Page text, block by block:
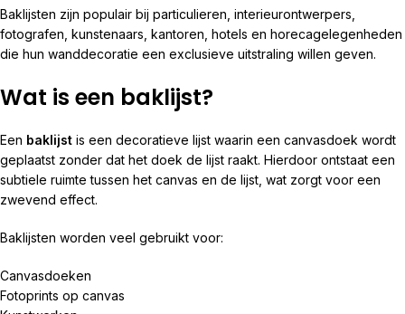
Baklijsten zijn populair bij particulieren, interieurontwerpers,
fotografen, kunstenaars, kantoren, hotels en horecagelegenheden
die hun wanddecoratie een exclusieve uitstraling willen geven.
Wat is een baklijst?
Een baklijst is een decoratieve lijst waarin een canvasdoek wordt
geplaatst zonder dat het doek de lijst raakt. Hierdoor ontstaat een
subtiele ruimte tussen het canvas en de lijst, wat zorgt voor een
zwevend effect.
Baklijsten worden veel gebruikt voor:
Canvasdoeken
Fotoprints op canvas